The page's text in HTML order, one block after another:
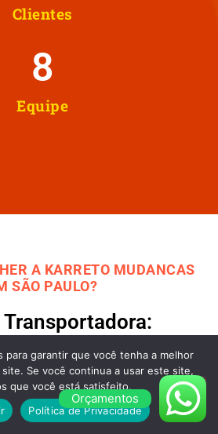
Clientes
Equipe
8
A KARRETO MUDANCAS
SÃO PAULO?
Transportadora:
de Mudanças que
de São Paulo para
do Socorro e
de Fretes
Orçamentos
para garantir que você tenha a melhor
Se você continua a usar este site,
que você está satisfeito.
Política de Privacidade